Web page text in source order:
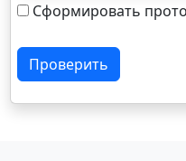
Сформировать
Проверить